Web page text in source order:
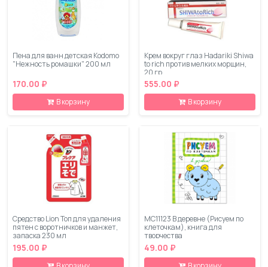
Пена для ванн детская Kodomo
"Нежность ромашки" 200 мл
170.00 ₽
В корзину
Крем вокруг глаз Hadariki Shiwa
to rich против мелких морщин,
20 гр
555.00 ₽
В корзину
Средство Lion Топ для удаления
пятен с воротничков и манжет,
запаска 230 мл
195.00 ₽
МС11123 В деревне (Рисуем по
клеточкам), книга для
творчества
49.00 ₽